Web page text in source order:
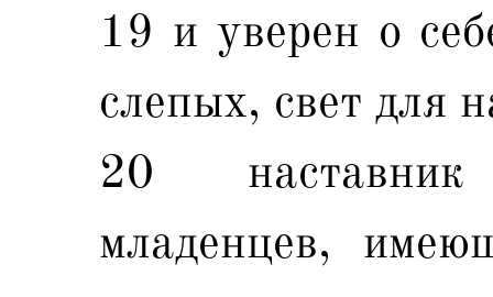
19 и уверен о
слепых, свет для
20
младенцев,